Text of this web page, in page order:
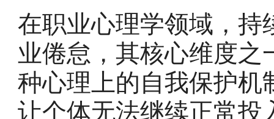
在职业心理学领域，
业倦怠，其核心维度
种心理上的自我保护
让个体无法继续正常